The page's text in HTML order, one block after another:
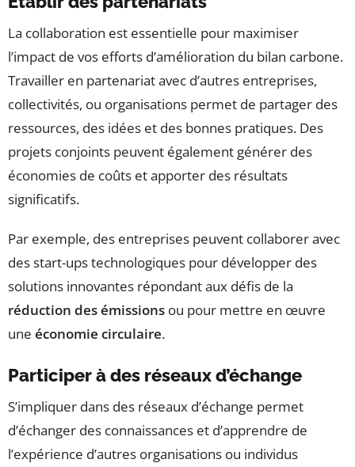
La collaboration est essentielle pour maximiser
l’impact de vos efforts d’amélioration du bilan carbone.
Travailler en partenariat avec d’autres entreprises,
collectivités, ou organisations permet de partager des
ressources, des idées et des bonnes pratiques. Des
projets conjoints peuvent également générer des
économies de coûts et apporter des résultats
significatifs.
Par exemple, des entreprises peuvent collaborer avec
des start-ups technologiques pour développer des
solutions innovantes répondant aux défis de la
réduction des émissions ou pour mettre en œuvre
une économie circulaire.
Participer à des réseaux d’échange
S’impliquer dans des réseaux d’échange permet
d’échanger des connaissances et d’apprendre de
l’expérience d’autres organisations ou individus